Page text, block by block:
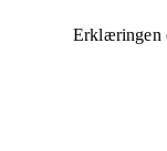
Erklæringen